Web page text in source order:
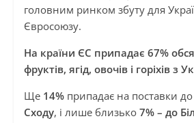
головним ринком збуту для
Євросоюзу.
На країни ЄС припадає 67%
фруктів, ягід, овочів і горіхів з
Ще 14%припадає на поставки до
Сходу, і лише близько 7% – до